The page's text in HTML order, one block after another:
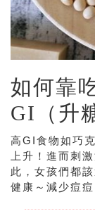
如何靠
GI（升
高GI食物如巧
上升！進而刺
此，女孩們都
健康～減少痘痘